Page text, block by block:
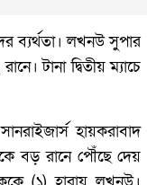
ব্যর্থতা। লখনউ সুপার
টানা দ্বিতীয় ম্যাচে
হায়করাবাদ
বড় রানে পৌঁছে দেয়